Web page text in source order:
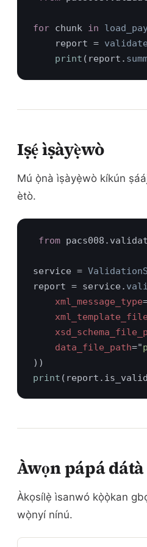
for chunk in
    report =
print (report.
Iṣẹ́ ìṣàyẹ̀wò
Mú ọ̀nà ìṣàyẹ̀wò kíkún
ètò.
from
service =
report = service.
xml_message_type
data_file_path="
print
Àwọn pápá
Àkọsílẹ̀ ìsanwó kọ̀ọ̀kan
wọ̀nyí nínú.